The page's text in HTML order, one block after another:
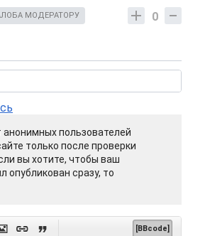
0
МОДЕРАТОРУ
пользователей
только после проверки
вы хотите, чтобы ваш
опубликован сразу, то
  [BBcode]